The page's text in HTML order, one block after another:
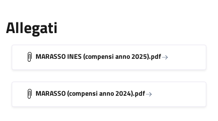
Allegati
MARASSO INES (compensi anno 2025).pdf
MARASSO (compensi anno 2024).pdf